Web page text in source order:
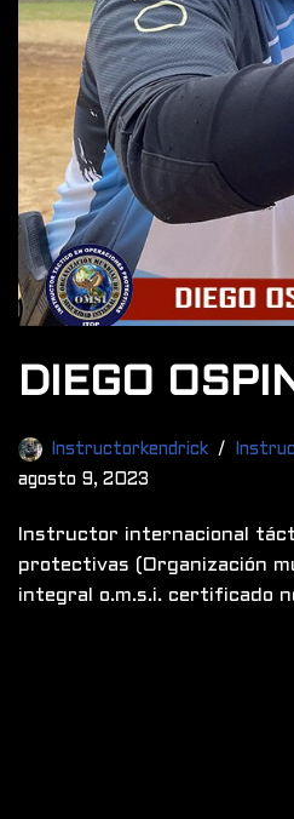
DIEGO
Instructorkendrick
agosto 9, 2023
Instructor internacional
protectivas (Organización
integral o.m.s.i. certificado